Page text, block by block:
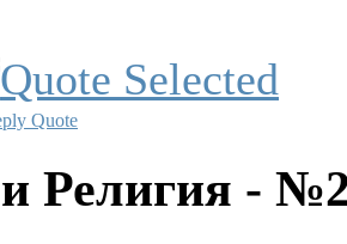
Quote
Религия -